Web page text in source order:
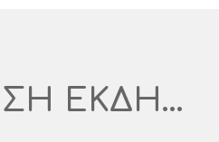
ΠΡΟΣΚΛΗΣΗ ΕΚΔΗΛΩΣΗΣ ΕΝΔΙΑΦΕΡΟΝΤΟΣ ΓΙΑ ΤΗΝ ΑΣΦΑΛΙΣΤΙΚΗ ΚΑΛΥΨΗ ΤΩΝ ΑΥΤΟΚΙΝΗΤΩΝ ΤΟΥ Γ.Ν. ΑΙΤΩΛ/ΝΙΑΣ – Ν.Μ.ΑΓΡΙΝΙΟΥ, ΓΙΑ ΕΝΑ (1) ΕΤΟΣ ΑΡ. ΔΙΑΓΩΝΙΣΜΟΥ I SUPPLIES: 324 – 2023